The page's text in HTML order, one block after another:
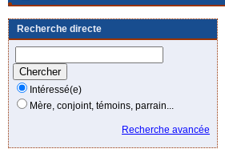
Recherche directe
Intéressé(e)
Mère, conjoint, témoins, parrain...
Recherche avancée